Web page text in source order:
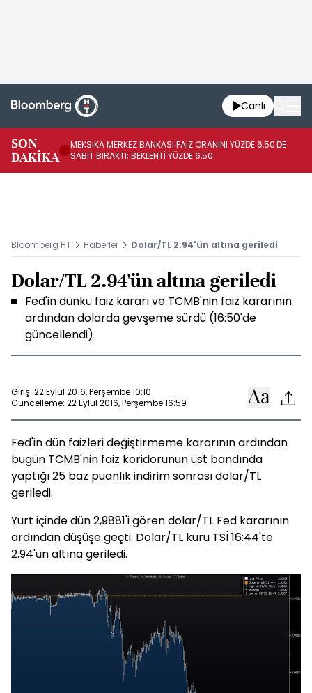
Canlı
SON
DAKİKA
MEKSİKA MERKEZ BANKASI FAİZ ORANINI YÜZDE 6,50'DE
SABİT BIRAKTI; BEKLENTİ YÜZDE 6,50
Bloomberg HT Haberler Dolar/TL 2.94'ün altına geriledi
Dolar/TL 2.94'ün altına geriledi
Fed'in dünkü faiz kararı ve TCMB'nin faiz kararının
ardından dolarda gevşeme sürdü (16:50'de
güncellendi)
Giriş: 22 Eylül 2016, Perşembe 10:10
Güncelleme: 22 Eylül 2016, Perşembe 16:59
Fed'in dün faizleri değiştirmeme kararının ardından
bugün TCMB'nin faiz koridorunun üst bandında
yaptığı 25 baz puanlık indirim sonrası dolar/TL
geriledi.
Yurt içinde dün 2,9881'i gören dolar/TL Fed kararının
ardından düşüşe geçti. Dolar/TL kuru TSİ 16:44'te
2.94'ün altına geriledi.